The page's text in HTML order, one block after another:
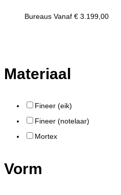
Materiaal
Fineer (eik)
Fineer (notelaar)
Mortex
Vorm
Bureaus Vanaf € 3.199,00